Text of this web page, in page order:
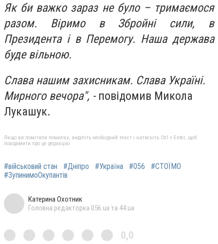
Як би важко зараз не було – тримаємося
разом. Віримо в Збройні сили, в
Президента і в Перемогу. Наша держава
буде вільною.
Слава нашим захисникам. Слава Україні.
Мирного вечора", -повідомив Микола
Лукашук.
Якщо ви помітили помилку, виділіть необхідний текст і натисніть Ctrl + Enter, щоб
повідомити про це редакцію
#військовий стан #Дніпро #Україна #056
#СТОЇМО
#ЗупинимоОкупантів
Катерина Охотник
Головна редакторка 056.ua та 44.ua
0,0